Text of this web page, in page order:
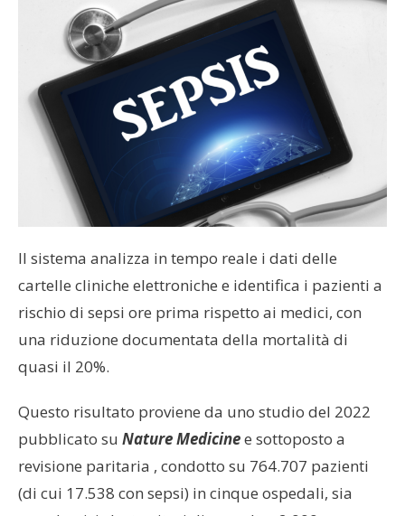
Il sistema analizza in tempo reale i dati delle
cartelle cliniche elettroniche e identifica i pazienti a
rischio di sepsi ore prima rispetto ai medici, con
una riduzione documentata della mortalità di
quasi il 20%.
Questo risultato proviene da uno studio del 2022
pubblicato su Nature Medicinee sottoposto a
revisione paritaria , condotto su 764.707 pazienti
(di cui 17.538 con sepsi) in cinque ospedali, sia